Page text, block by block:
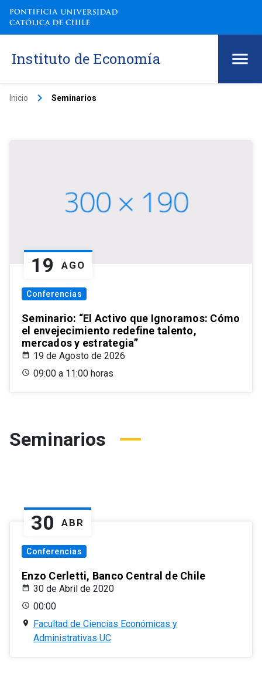
Instituto de Economía
Inicio keyboard_arrow_right Seminarios
19 AGO
Conferencias
Seminario: “El Activo que Ignoramos: Cómo
el envejecimiento redefine talento,
mercados y estrategia”
19 de Agosto de 2026
09:00 a 11:00 horas
Seminarios
30 ABR
Conferencias
Enzo Cerletti, Banco Central de Chile
30 de Abril de 2020
00:00
Facultad de Ciencias Económicas y
Administrativas UC